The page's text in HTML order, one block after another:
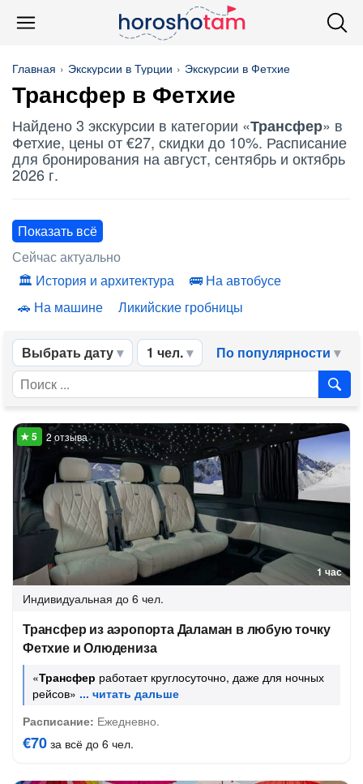
Главная Экскурсии в Турции Экскурсии в Фетхие
Трансфер в Фетхие
Найдено 3 экскурсии в категории «Трансфер» в
Фетхие, цены от €27, скидки до 10%. Расписание
для бронирования на август, сентябрь и октябрь
2026 г.
Показать всё
Сейчас актуально
История и архитектура
На автобусе
На машине
Ликийские гробницы
Выбрать дату 1 чел. По популярности
1 час
2 отзыва
Индивидуальная до 6 чел.
Трансфер из аэропорта Даламан в любую точку
Фетхие и Олюдениза
«Трансфер работает круглосуточно, даже для ночных
рейсов»
Расписание: Ежедневно.
€70 за всё до 6 чел.